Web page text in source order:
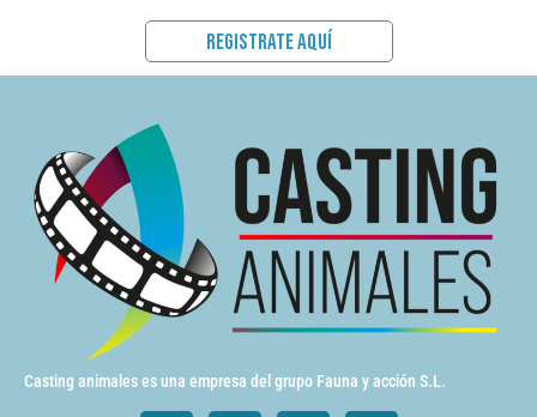
REGISTRATE AQUÍ
Casting animales es una empresa del grupo Fauna y acción S.L.